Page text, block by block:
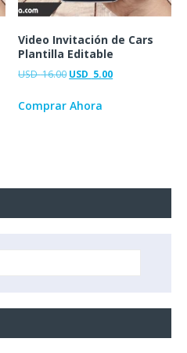
Video Invitación de Cars
Plantilla Editable
USD16.00 USD 5.00
Comprar Ahora